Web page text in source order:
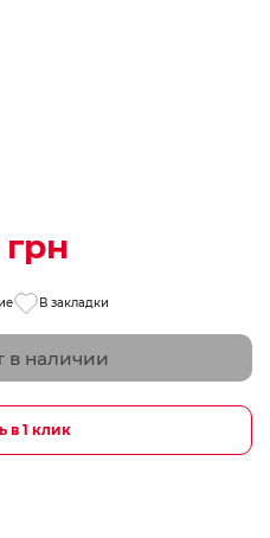
грн
В закладки
в наличии
в 1 клик